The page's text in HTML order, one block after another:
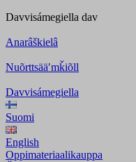
Davvisámegiella dav
Anarâškielâ
Nuõrttsääʹmǩiõll
Davvisámegiella
Suomi
English
Oppimateriaalikauppa